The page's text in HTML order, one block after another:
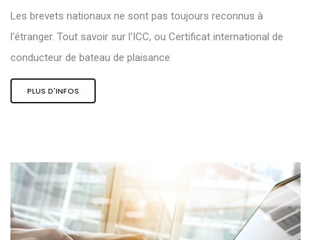
Les brevets nationaux ne sont pas toujours reconnus à
l'étranger. Tout savoir sur l'ICC, ou Certificat international de
conducteur de bateau de plaisance
PLUS D'INFOS